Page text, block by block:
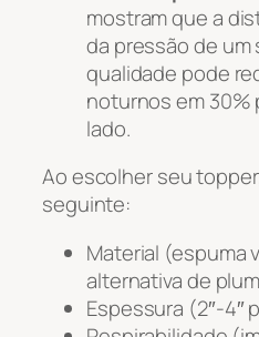
mostram que a
da pressão de
qualidade pode
noturnos em 30%
lado.
Ao escolher seu
seguinte:
Material (espuma
alternativa de
Espessura (2″-4″